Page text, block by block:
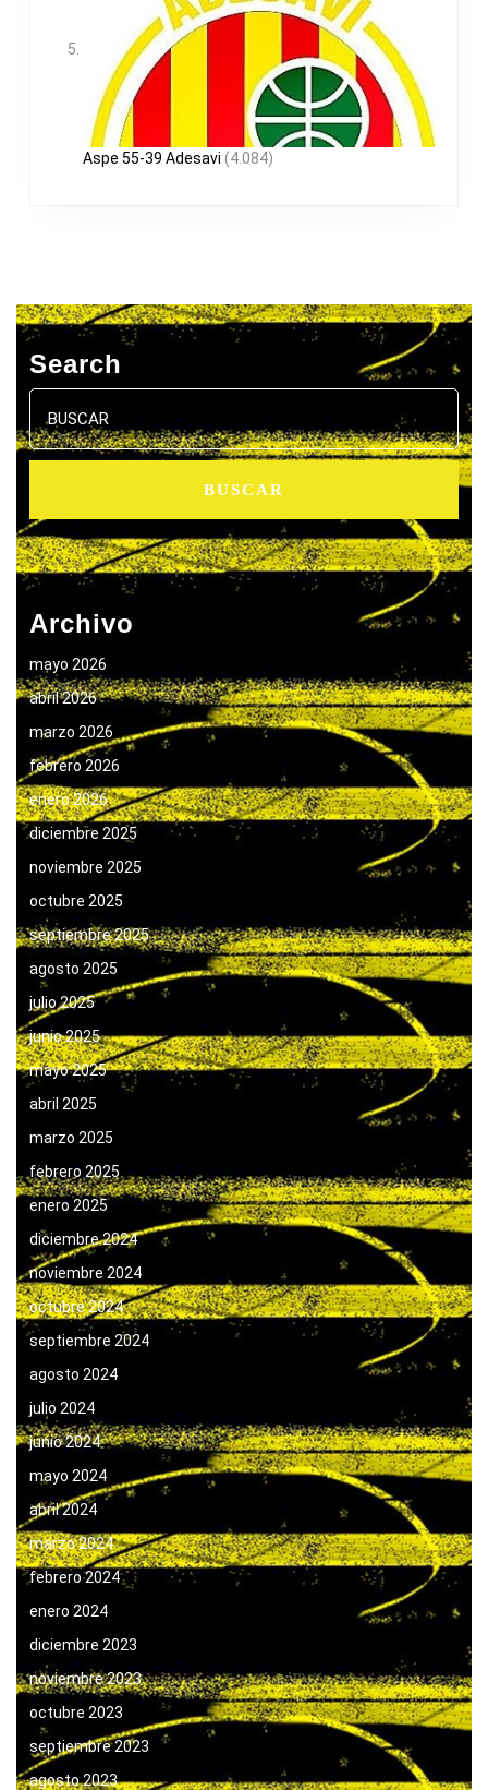
Aspe 55-39 Adesavi (4.084)
Search
Buscar:
Archivo
mayo 2026
abril 2026
marzo 2026
febrero 2026
enero 2026
diciembre 2025
noviembre 2025
octubre 2025
septiembre 2025
agosto 2025
julio 2025
junio 2025
mayo 2025
abril 2025
marzo 2025
febrero 2025
enero 2025
diciembre 2024
noviembre 2024
octubre 2024
septiembre 2024
agosto 2024
julio 2024
junio 2024
mayo 2024
abril 2024
marzo 2024
febrero 2024
enero 2024
diciembre 2023
noviembre 2023
octubre 2023
septiembre 2023
agosto 2023